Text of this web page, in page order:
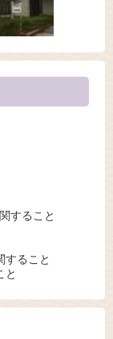
すること
すること
と